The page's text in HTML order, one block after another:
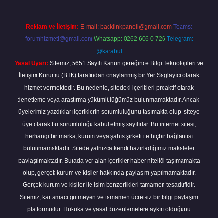
Reklam ve İletişim: E-mail: backlinkpaneli@gmail.com Teams:
forumhizmeti@gmail.com Whatsapp: 0262 606 0 726 Telegram:
@karabul
Yasal Uyarı: Sitemiz, 5651 Sayılı Kanun gereğince Bilgi Teknolojileri ve
İletişim Kurumu (BTK) tarafından onaylanmış bir Yer Sağlayıcı olarak
hizmet vermektedir. Bu nedenle, sitedeki içerikleri proaktif olarak
denetleme veya araştırma yükümlülüğümüz bulunmamaktadır. Ancak,
üyelerimiz yazdıkları içeriklerin sorumluluğunu taşımakta olup, siteye
üye olarak bu sorumluluğu kabul etmiş sayılırlar. Bu internet sitesi,
herhangi bir marka, kurum veya şahıs şirketi ile hiçbir bağlantısı
bulunmamaktadır. Sitede yalnızca kendi hazırladığımız makaleler
paylaşılmaktadır. Burada yer alan içerikler haber niteliği taşımamakta
olup, gerçek kurum ve kişiler hakkında paylaşım yapılmamaktadır.
Gerçek kurum ve kişiler ile isim benzerlikleri tamamen tesadüfidir.
Sitemiz, kar amacı gütmeyen ve tamamen ücretsiz bir bilgi paylaşım
platformudur. Hukuka ve yasal düzenlemelere aykırı olduğunu